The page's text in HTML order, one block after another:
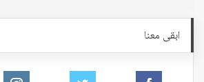
ابقى معنا